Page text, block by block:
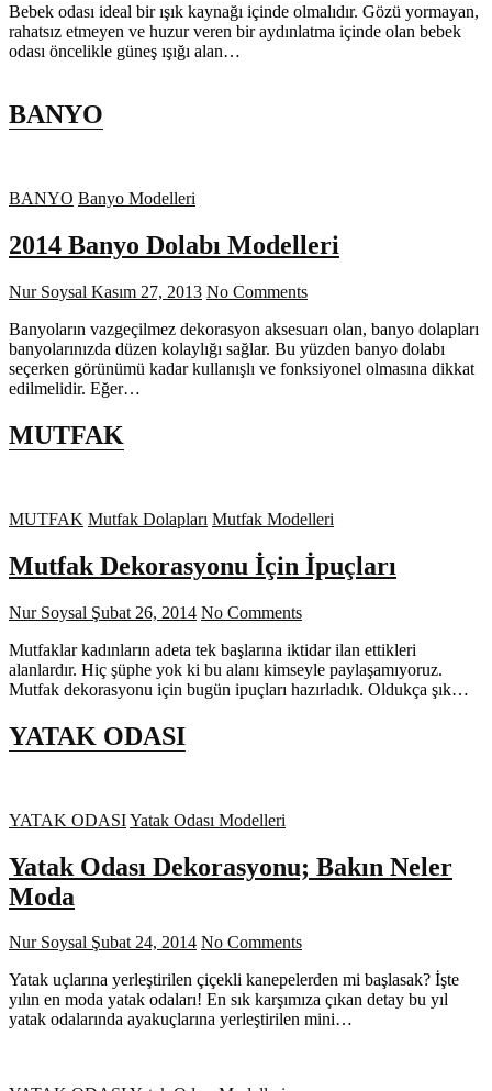
Bebek odası ideal bir ışık kaynağı içinde olmalıdır. Gözü yormayan,
rahatsız etmeyen ve huzur veren bir aydınlatma içinde olan bebek
odası öncelikle güneş ışığı alan…
BANYO
BANYO Banyo Modelleri
2014 Banyo Dolabı Modelleri
Nur Soysal Kasım 27, 2013 No Comments
Banyoların vazgeçilmez dekorasyon aksesuarı olan, banyo dolapları
banyolarınızda düzen kolaylığı sağlar. Bu yüzden banyo dolabı
seçerken görünümü kadar kullanışlı ve fonksiyonel olmasına dikkat
edilmelidir. Eğer…
MUTFAK
MUTFAK Mutfak Dolapları Mutfak Modelleri
Mutfak Dekorasyonu İçin İpuçları
Nur Soysal Şubat 26, 2014 No Comments
Mutfaklar kadınların adeta tek başlarına iktidar ilan ettikleri
alanlardır. Hiç şüphe yok ki bu alanı kimseyle paylaşamıyoruz.
Mutfak dekorasyonu için bugün ipuçları hazırladık. Oldukça şık…
YATAK ODASI
YATAK ODASIYatak Odası Modelleri
Yatak Odası Dekorasyonu; Bakın Neler
Moda
Nur Soysal Şubat 24, 2014 No Comments
Yatak uçlarına yerleştirilen çiçekli kanepelerden mi başlasak? İşte
yılın en moda yatak odaları! En sık karşımıza çıkan detay bu yıl
yatak odalarında ayakuçlarına yerleştirilen mini…